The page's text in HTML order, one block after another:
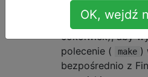
Makefile
.
prosty sposób
cokolwiek), aby
polecenie (
make )
bezpośrednio z
OK, wejdź